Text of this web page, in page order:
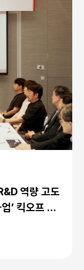
역량 고도
’ 킥오프 미